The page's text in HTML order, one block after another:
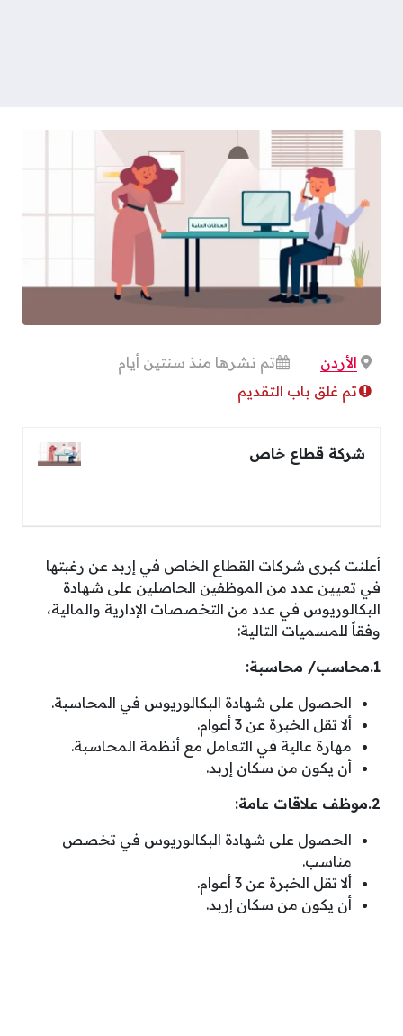
الأردن
تم نشرها منذ سنتين أيام
تم غلق باب التقديم
شركة قطاع خاص
أعلنت كبرى شركات القطاع الخاص في إربد عن رغبتها
في تعيين عدد من الموظفين الحاصلين على شهادة
البكالوريوس في عدد من التخصصات الإدارية والمالية،
وفقاً للمسميات التالية:
1.محاسب/ محاسبة:
الحصول على شهادة البكالوريوس في المحاسبة.
ألا تقل الخبرة عن 3 أعوام.
مهارة عالية في التعامل مع أنظمة المحاسبة.
أن يكون من سكان إربد.
2.موظف علاقات عامة:
الحصول على شهادة البكالوريوس في تخصص
مناسب.
ألا تقل الخبرة عن 3 أعوام.
أن يكون من سكان إربد.